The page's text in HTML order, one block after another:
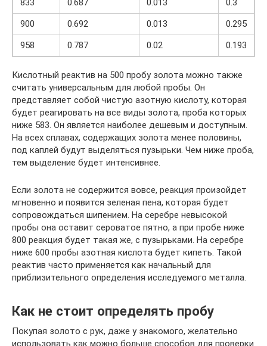
900
0.692 0.013
0.295
958
0.787 0.02 0.193
Кислотный реактив на 500 пробу золота можно также
считать универсальным для любой пробы. Он
представляет собой чистую азотную кислоту, которая
будет реагировать на все виды золота, проба которых
ниже 583. Он является наиболее дешевым и доступным.
На всех сплавах, содержащих золота менее половины,
под каплей будут выделяться пузырьки. Чем ниже проба,
тем выделение будет интенсивнее.
Если золота не содержится вовсе, реакция произойдет
мгновенно и появится зеленая пена, которая будет
сопровождаться шипением. На серебре невысокой
пробы она оставит сероватое пятно, а при пробе ниже
800 реакция будет такая же, с пузырьками. На серебре
ниже 600 пробы азотная кислота будет кипеть. Такой
реактив часто применяется как начальный для
приблизительного определения исследуемого металла.
Как не стоит определять пробу
Покупая золото с рук, даже у знакомого, желательно
использовать как можно больше способов для проверки